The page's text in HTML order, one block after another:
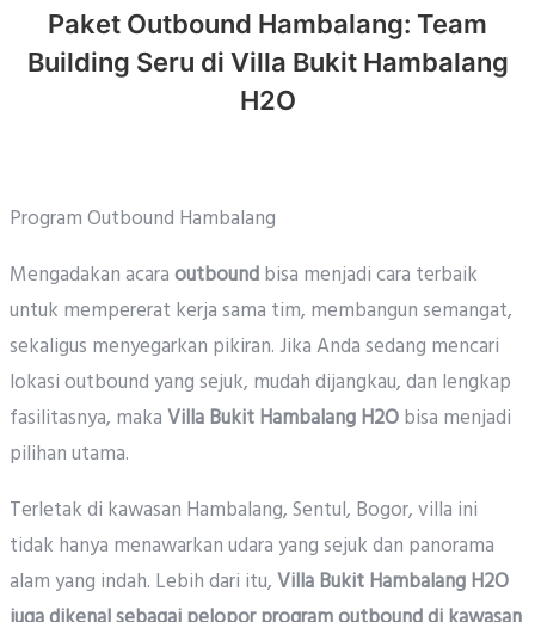
Paket Outbound Hambalang: Team
Building Seru di Villa Bukit Hambalang
H2O
Program Outbound Hambalang
Mengadakan acaraoutboundbisa menjadi cara terbaik
untuk mempererat kerja sama tim, membangun semangat,
sekaligus menyegarkan pikiran. Jika Anda sedang mencari
lokasi outbound yang sejuk, mudah dijangkau, dan lengkap
fasilitasnya, makaVilla Bukit Hambalang H2Obisa menjadi
pilihan utama.
Terletak di kawasan Hambalang, Sentul, Bogor, villa ini
tidak hanya menawarkan udara yang sejuk dan panorama
alam yang indah. Lebih dari itu,Villa Bukit Hambalang H2O